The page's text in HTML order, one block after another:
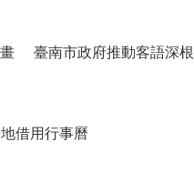
臺南市政府推動客語深
借用行事曆